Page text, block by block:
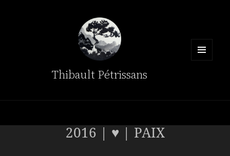
Thibault Pétrissans
2016 | ♥ | PAIX